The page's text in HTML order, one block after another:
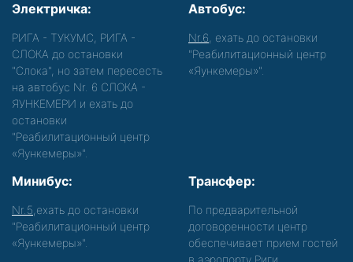
Электричка:
РИГА - ТУКУМС, РИГА -
СЛОКА до остановки
"Слока", но затем пересесть
на автобус Nr. 6 СЛОКА -
ЯУНКЕМЕРИ и ехать до
остановки
"Реабилитационный центр
«Яункемеры»".
Автобус:
Nr.6 , ехать до остановки
"Реабилитационный центр
«Яункемеры»".
Минибус:
Nr.5 ,ехать до остановки
"Реабилитационный центр
«Яункемеры»".
Трансфер:
По предварительной
договоренности центр
обеспечивает прием гостей
в аэропорту Риги,